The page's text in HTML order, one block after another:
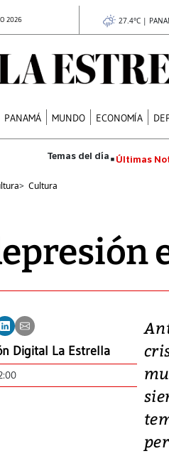
2026 27.4°C |
PANAMÁ MUNDO ECONOMÍA
Últimas
> Cultura
Digital La Estrella